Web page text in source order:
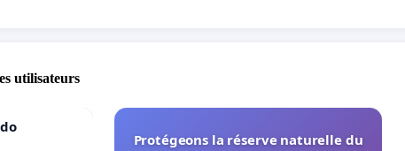
utilisateurs
Protégeons la réserve naturelle du